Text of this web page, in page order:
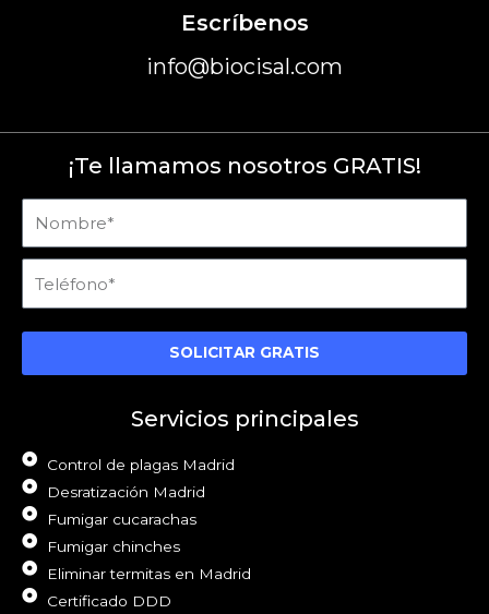
Escríbenos
info@biocisal.com
¡Te llamamos nosotros GRATIS!
SOLICITAR GRATIS
Servicios principales
Control de plagas Madrid
Desratización Madrid
Fumigar cucarachas
Fumigar chinches
Eliminar termitas en Madrid
Certificado DDD